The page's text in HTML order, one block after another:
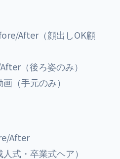
After（顔出しOK顧
（後ろ姿のみ）
（手元のみ）
After
式・卒業式ヘア）